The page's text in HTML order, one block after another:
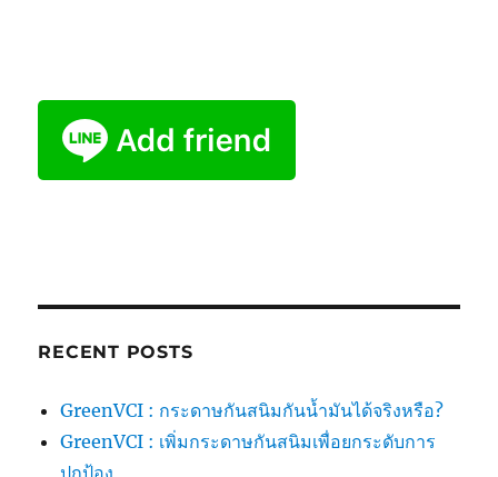
RECENT POSTS
GreenVCI : กระดาษกันสนิมกันน้ำมันได้จริงหรือ?
GreenVCI : เพิ่มกระดาษกันสนิมเพื่อยกระดับการ